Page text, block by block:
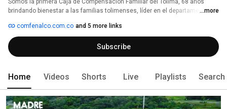
Somos la primera Caja de Compensación Familiar del Tolima, 68 años
brindando bienestar a las familias tolimenses, líder en el departamento💚
...more
comfenalco.com.co and 5 more links
Subscribe
Home Videos Shorts Live Playlists Search